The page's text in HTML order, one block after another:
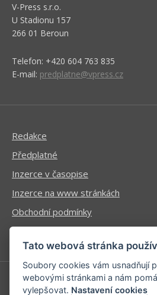
V-Press s.r.o.
U Stadionu 157
266 01 Beroun
Telefon: +420 604 763 835
E-mail: predplatne@vpress.cz
Redakce
Předplatné
Inzerce v časopise
Inzerce na www stránkách
Obchodní podmínky
Ochrana osobních údajů
Příhlášení | Registrace
Tato webová stránka
Soubory cookies vám usnadňují
webovými stránkami a nám
vylepšovat. Nastavení cookies